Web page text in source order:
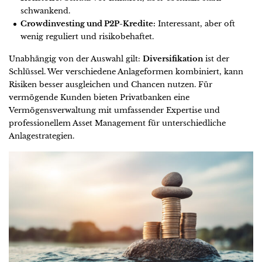
schwankend.
Crowdinvesting und P2P-Kredite: Interessant, aber oft
wenig reguliert und risikobehaftet.
Unabhängig von der Auswahl gilt: Diversifikationist der
Schlüssel. Wer verschiedene Anlageformen kombiniert, kann
Risiken besser ausgleichen und Chancen nutzen. Für
vermögende Kunden bieten Privatbanken eine
Vermögensverwaltung mit umfassender Expertise und
professionellem Asset Management für unterschiedliche
Anlagestrategien.